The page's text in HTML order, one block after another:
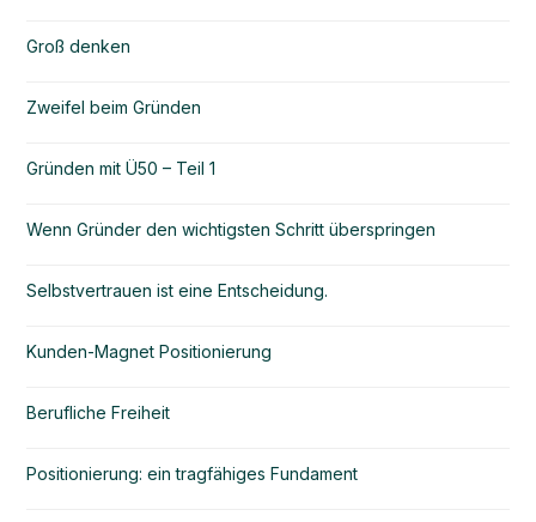
Groß denken
Zweifel beim Gründen
Gründen mit Ü50 – Teil 1
Wenn Gründer den wichtigsten Schritt überspringen
Selbstvertrauen ist eine Entscheidung.
Kunden-Magnet Positionierung
Berufliche Freiheit
Positionierung: ein tragfähiges Fundament